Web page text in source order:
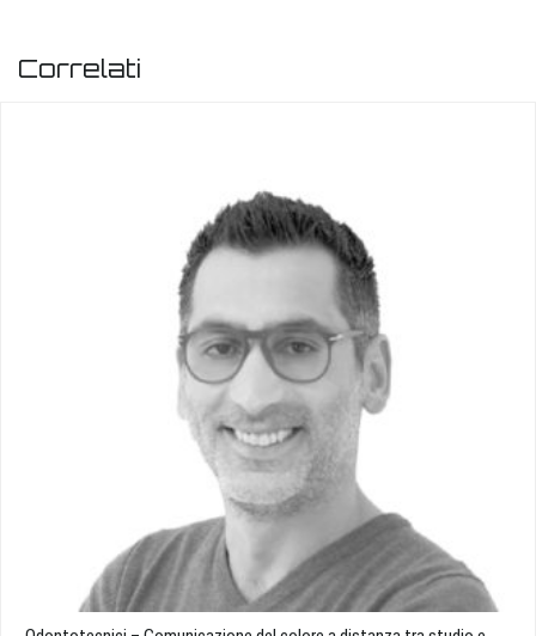
Correlati